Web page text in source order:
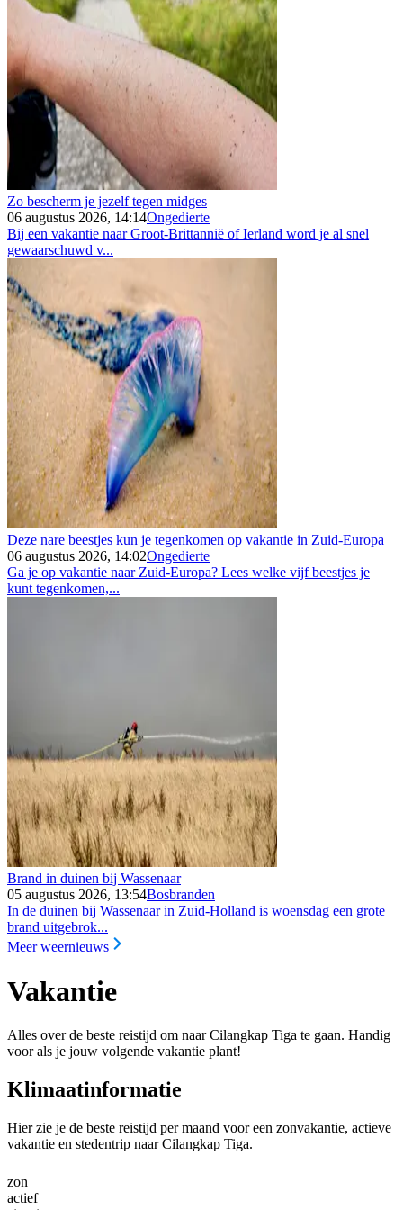
Zo bescherm je jezelf tegen midges
06 augustus 2026, 14:14Ongedierte
Bij een vakantie naar Groot-Brittannië of Ierland word je al snel
gewaarschuwd v...
Deze nare beestjes kun je tegenkomen op vakantie in Zuid-Europa
06 augustus 2026, 14:02Ongedierte
Ga je op vakantie naar Zuid-Europa? Lees welke vijf beestjes je
kunt tegenkomen,...
Brand in duinen bij Wassenaar
05 augustus 2026, 13:54Bosbranden
In de duinen bij Wassenaar in Zuid-Holland is woensdag een grote
brand uitgebrok...
Meer weernieuws
Vakantie
Alles over de beste reistijd om naar Cilangkap Tiga te gaan. Handig
voor als je jouw volgende vakantie plant!
Klimaatinformatie
Hier zie je de beste reistijd per maand voor een zonvakantie, actieve
vakantie en stedentrip naar Cilangkap Tiga.
zon
actief